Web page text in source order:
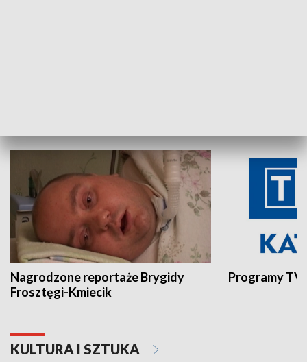
Nagrodzone reportaże Brygidy
Frosztęgi-Kmiecik
Programy
KULTURA I SZTUKA